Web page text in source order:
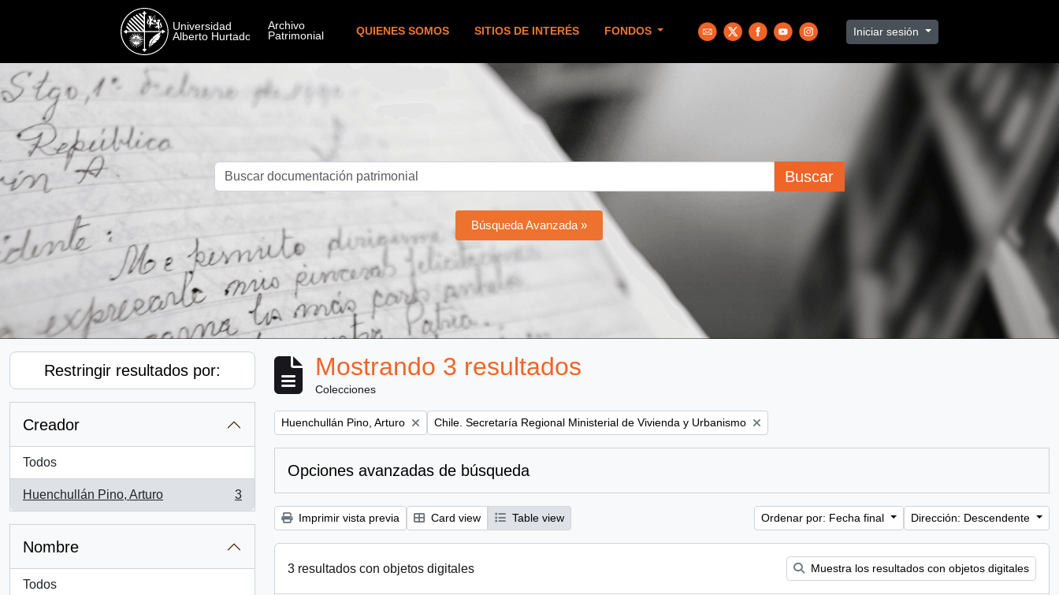
QUIENES SOMOS SITIOS DE INTERÉS FONDOS Iniciar sesión
Buscar
Búsqueda Avanzada »
Restringir resultados por:
Creador
Todos
Huenchullán Pino, Arturo
, 3 resultados
3
Nombre
Todos
Mostrando 3 resultados
Colecciones
Remove filter:
Huenchullán Pino, Arturo Remove filter:
Chile. Secretaría Regional Ministerial de Vivienda y Urbanismo
Opciones avanzadas de búsqueda
Imprimir vista previa Card view Table view Ordenar por: Fecha final Dirección: Descendente
3 resultados con objetos digitales Muestra los resultados con objetos digitales